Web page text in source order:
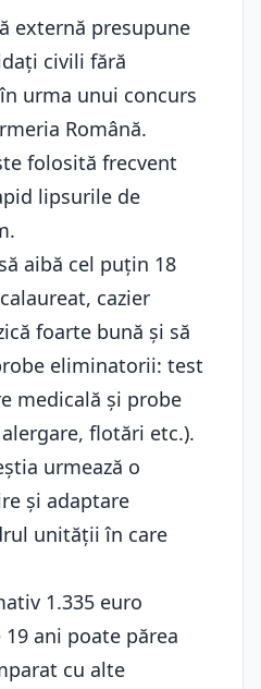
externă presupune
civili fără
urma unui concurs
Română.
folosită frecvent
lipsurile de
aibă cel puțin 18
cazier
foarte bună și să
eliminatorii: test
medicală și probe
flotări etc.).
urmează o
și adaptare
unității în care
1.335 euro
ani poate părea
cu alte